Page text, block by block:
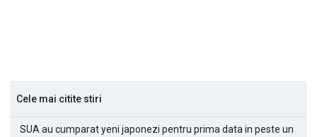
Cele mai citite stiri
SUA au cumparat yeni japonezi pentru prima data in peste un